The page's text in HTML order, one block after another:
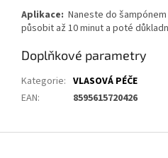
Aplikace: Naneste do
působit až 10 minut a poté
Doplňkové parametry
Kategorie: VLASOVÁ PÉČE
EAN: 8595615720426